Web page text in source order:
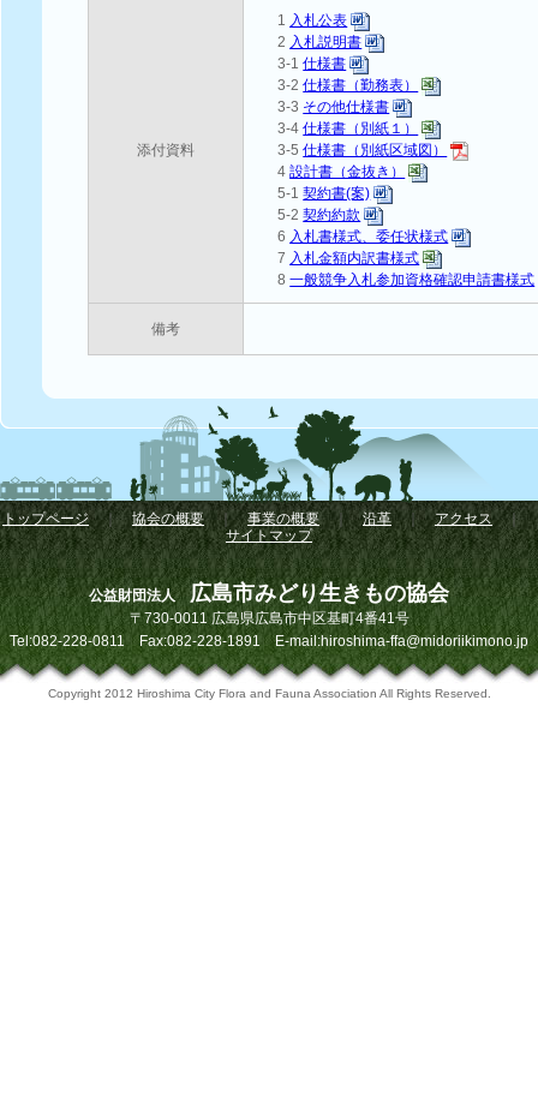
添付資料
1 入札公表
2 入札説明書
3-1仕様書
3-2仕様書（勤務表）
3-3 その他仕様書
3-4仕様書（別紙１）
3-5仕様書（別紙区域図）
4設計書（金抜き）
5-1契約書(案)
5-2契約約款
6 入札書様式、委任状様式
7 入札金額内訳書様式
8一般競争入札参加資格確認申請書様式
備考
トップページ｜ 協会の概要｜ 事業の概要 ｜沿革 ｜アクセス｜
サイトマップ
公益財団法人広島市みどり生きもの協会
〒730-0011 広島県広島市中区基町4番41号
Tel:082-228-0811 Fax:082-228-1891 E-mail:hiroshima-ffa@midoriikimono.jp
Copyright 2012 Hiroshima City Flora and Fauna Association All Rights Reserved.